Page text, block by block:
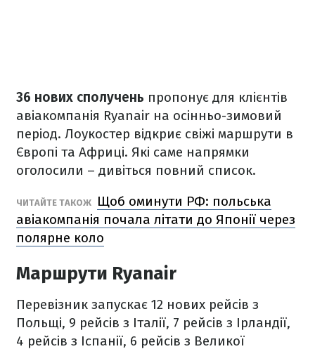
36 нових сполучень пропонує для клієнтів
авіакомпанія Ryanair на осінньо-зимовий
період. Лоукостер відкриє свіжі маршрути в
Європі та Африці. Які саме напрямки
оголосили – дивіться повний список.
ЧИТАЙТЕ ТАКОЖ
Щоб оминути РФ: польська
авіакомпанія почала літати до Японії через
полярне коло
Маршрути Ryanair
Перевізник запускає 12 нових рейсів з
Польщі, 9 рейсів з Італії, 7 рейсів з Ірландії,
4 рейсів з Іспанії, 6 рейсів з Великої